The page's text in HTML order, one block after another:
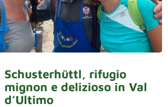
Schusterhüttl, rifugio
mignon e delizioso in Val
d’Ultimo